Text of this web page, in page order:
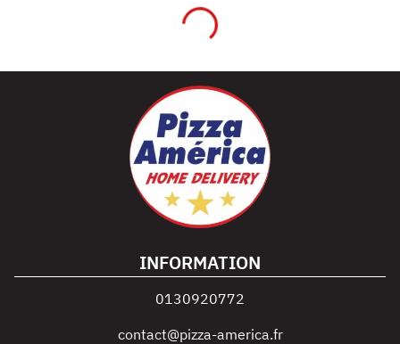
INFORMATION
0130920772
contact@pizza-america.fr